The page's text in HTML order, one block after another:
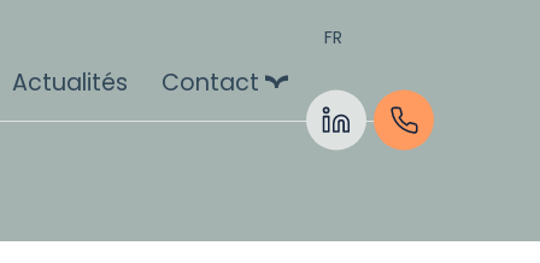
FR
Actualités Contact